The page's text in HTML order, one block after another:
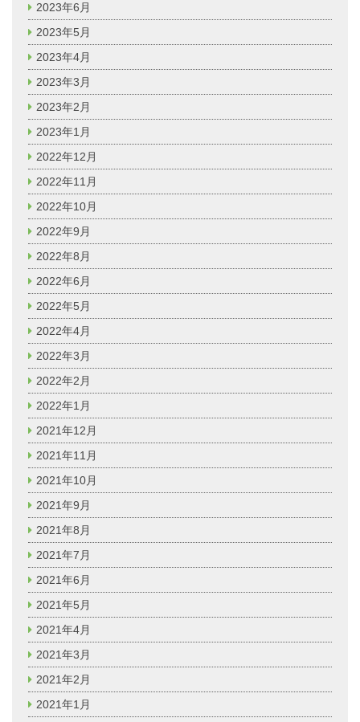
2023年6月
2023年5月
2023年4月
2023年3月
2023年2月
2023年1月
2022年12月
2022年11月
2022年10月
2022年9月
2022年8月
2022年6月
2022年5月
2022年4月
2022年3月
2022年2月
2022年1月
2021年12月
2021年11月
2021年10月
2021年9月
2021年8月
2021年7月
2021年6月
2021年5月
2021年4月
2021年3月
2021年2月
2021年1月